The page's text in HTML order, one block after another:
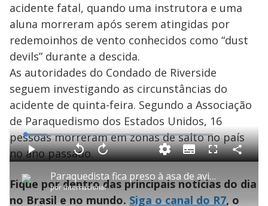
acidente fatal, quando uma instrutora e uma
aluna morreram após serem atingidas por
redemoinhos de vento conhecidos como “dust
devils” durante a descida.
As autoridades do Condado de Riverside
seguem investigando as circunstâncias do
acidente de quinta-feira. Segundo a Associação
de Paraquedismo dos Estados Unidos, 16
pessoas morreram em zonas de salto no país
no ano passado.
P Paraquedista fica preso à asa de avião durante salto em grupo na Austrália
por Internacional
P V
t
a
r
0
A
a
n
a
1
L
o
a
d
e
1
.
8
3
S
u
b
i
t
l
e
s
F
l
s
c
r
e
C
o
i
Fique por dentro das principais notícias do dia
no Brasil e no mundo. Siga o canal do R7, o